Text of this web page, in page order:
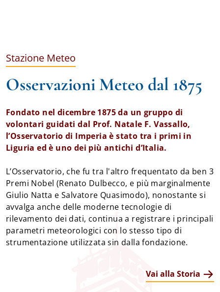
Stazione Meteo
Osservazioni Meteo dal 1875
Fondato nel dicembre 1875 da un gruppo di
volontari guidati dal Prof. Natale F. Vassallo,
l’Osservatorio di Imperia è stato tra i primi in
Liguria ed è uno dei più antichi d’Italia.
L’Osservatorio, che fu tra l'altro frequentato da ben 3
Premi Nobel (Renato Dulbecco, e più marginalmente
Giulio Natta e Salvatore Quasimodo), nonostante si
avvalga anche delle moderne tecnologie di
rilevamento dei dati, continua a registrare i principali
parametri meteorologici con lo stesso tipo di
strumentazione utilizzata sin dalla fondazione.
Vai alla Storia